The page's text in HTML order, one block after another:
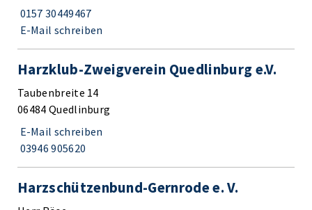
0157 30449467
E-Mail schreiben
Harzklub-Zweigverein Quedlinburg e.V.
Taubenbreite 14
06484 Quedlinburg
E-Mail schreiben
03946 905620
Harzschützenbund-Gernrode e. V.